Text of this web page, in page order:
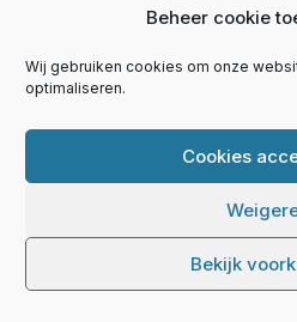
Beheer cookie
Wij gebruiken cookies om onze
optimaliseren.
Cookies
Bekijk
·Baardbalm·